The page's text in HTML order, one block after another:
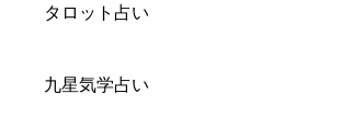
タロット占い
九星気学占い